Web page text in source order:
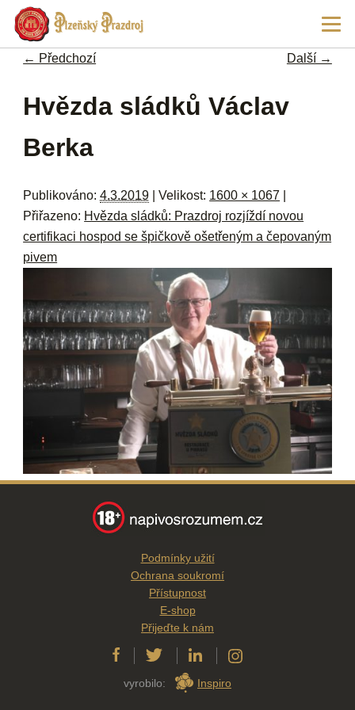
← Předchozí Další →
Hvězda sládků Václav
Berka
Publikováno:4.3.2019 | Velikost: 1600 × 1067
Přiřazeno: Hvězda sládků: Prazdroj rozjíždí novou
certifikaci hospod se špičkově ošetřeným a čepovaným
pivem
Podmínky užití
Ochrana soukromí
Přístupnost
E-shop
Přijeďte k nám
vyrobilo: Inspiro